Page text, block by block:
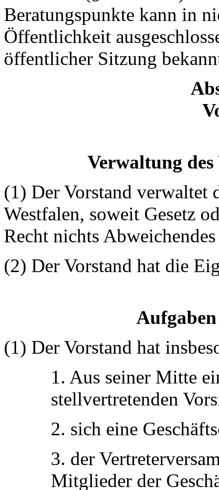
Beratungspunkte kann in
Öffentlichkeit
öffentlicher Sitzung
Verwaltung
(1) Der Vorstand verwaltet
Westfalen, soweit Gesetz
Recht nichts
(2) Der Vorstand hat die
Aufgaben
(1) Der Vorstand hat
1. Aus seiner Mitte
stellvertretenden
2. sich eine
3. der
Mitglieder der